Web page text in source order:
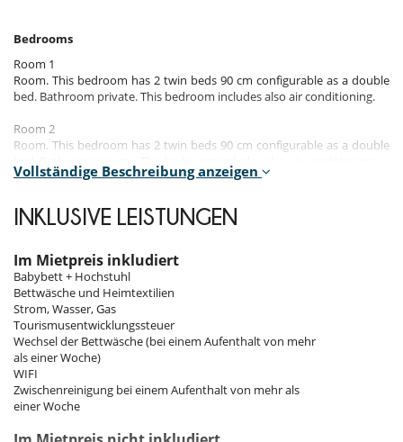
Bedrooms
Room 1
Room. This bedroom has 2 twin beds 90 cm configurable as a double
bed. Bathroom private. This bedroom includes also air conditioning.
Room 2
Room. This bedroom has 2 twin beds 90 cm configurable as a double
Room. This bedroom has 2 twin beds 90 cm configurable as a double
bed. Bathroom private. This bedroom includes also air conditioning.
Room 4
Room. This bedroom has 2 twin beds 90 cm configurable as a double
bed. Bathroom private. This bedroom includes also air conditioning.
Room 5
Room. This bedroom has 2 twin beds 90 cm configurable as a double
bed. Bathroom private. This bedroom includes also air conditioning.
Room 6
Room, independent access. This bedroom has 2 twin beds 90 cm
includes also air conditioning.
Vollständige Beschreibung anzeigen
INKLUSIVE LEISTUNGEN
Im Mietpreis inkludiert
Babybett + Hochstuhl
Bettwäsche und Heimtextilien
Strom, Wasser, Gas
Tourismusentwicklungssteuer
Wechsel der Bettwäsche (bei einem Aufenthalt von mehr
als einer Woche)
WIFI
Zwischenreinigung bei einem Aufenthalt von mehr als
einer Woche